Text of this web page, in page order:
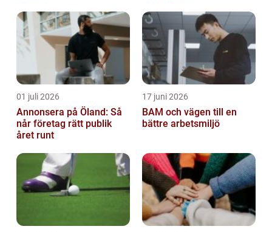
01 juli 2026
Annonsera på Öland: Så
når företag rätt publik
året runt
17 juni 2026
BAM och vägen till en
bättre arbetsmiljö